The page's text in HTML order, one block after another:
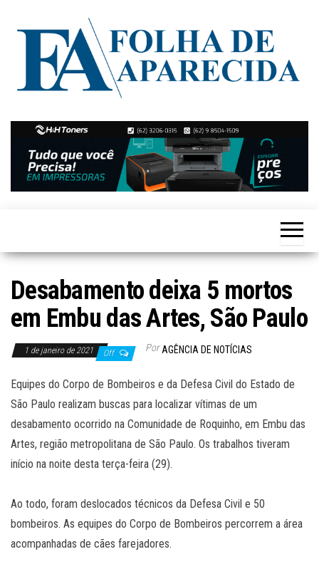
Folha de
Aparecida
Notícias
de
Aparecida
de
Goiânia
Desabamento deixa 5 mortos
em Embu das Artes, São Paulo
1 de janeiro de 2021 Off Por AGÊNCIA DE NOTÍCIAS
Equipes do Corpo de Bombeiros e da Defesa Civil do Estado de
São Paulo realizam buscas para localizar vítimas de um
desabamento ocorrido na Comunidade de Roquinho, em Embu das
Artes, região metropolitana de São Paulo. Os trabalhos tiveram
início na noite desta terça-feira (29).
Ao todo, foram deslocados técnicos da Defesa Civil e 50
bombeiros. As equipes do Corpo de Bombeiros percorrem a área
acompanhadas de cães farejadores.